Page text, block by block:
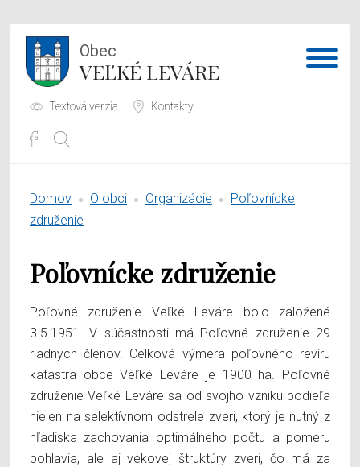
Obec
VEĽKÉ LEVÁRE
Textová verzia Kontakty
Samospráva
Domov O obci Organizácie
Poľovnícke
združenie
Poľovnícke združenie
Poľovné združenie Veľké Leváre bolo založené
3.5.1951. V súčastnosti má Poľovné združenie 29
riadnych členov. Celková výmera poľovného revíru
katastra obce Veľké Leváre je 1900 ha. Poľovné
združenie Veľké Leváre sa od svojho vzniku podieľa
nielen na selektívnom odstrele zveri, ktorý je nutný z
hľadiska zachovania optimálneho počtu a pomeru
pohlavia, ale aj vekovej štruktúry zveri, čo má za